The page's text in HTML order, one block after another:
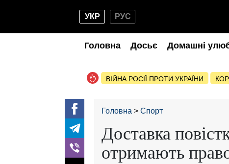
УКР РУС
Головна Досьє Домашні
ВІЙНА РОСІЇ ПРОТИ УКРАЇНИ
Головна Спорт
Доставка
отримають